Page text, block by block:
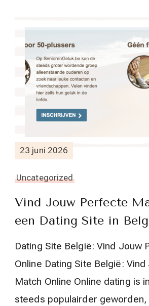
23 juni 2026
Uncategorized
Vind Jouw Perfecte
een Dating Site in
Dating Site België: Vind Jouw
Online Dating Site België:
Match Online Online dating is
steeds populairder